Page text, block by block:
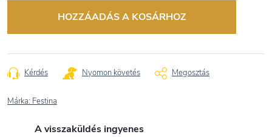
HOZZÁADÁS A KOSÁRHOZ
Kérdés Nyomon követés Megosztás
Márka: Festina
A visszaküldés ingyenes